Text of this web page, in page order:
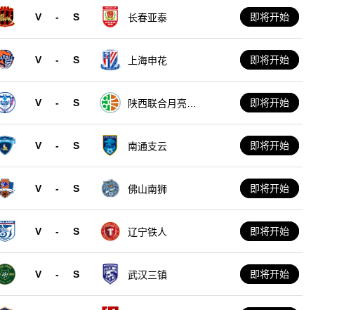
V - S 长春亚泰 即将开始
V - S 上海申花 即将开始
V - S
陕西联合月亮泊
即将开始
V - S 南通支云 即将开始
V - S 佛山南狮 即将开始
V - S 辽宁铁人 即将开始
V - S 武汉三镇 即将开始